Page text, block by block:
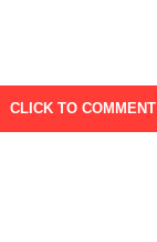
CLICK TO COMMENT